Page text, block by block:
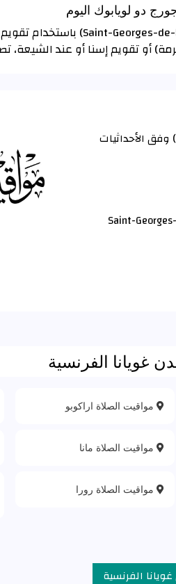
دو لويابوك اليوم
أو تقويم إسنا أو عند الشيعة،
تقع مدينة سان جورج دو لويابوك في دولة غويانا الفرنسية (French Guiana) وفق الأحداثيات
Saint-
غويانا الفرنسية
مواقيت الصلاة اراكوبو
مواقيت الصلاة مانا
مواقيت الصلاة رورا
الفرنسية